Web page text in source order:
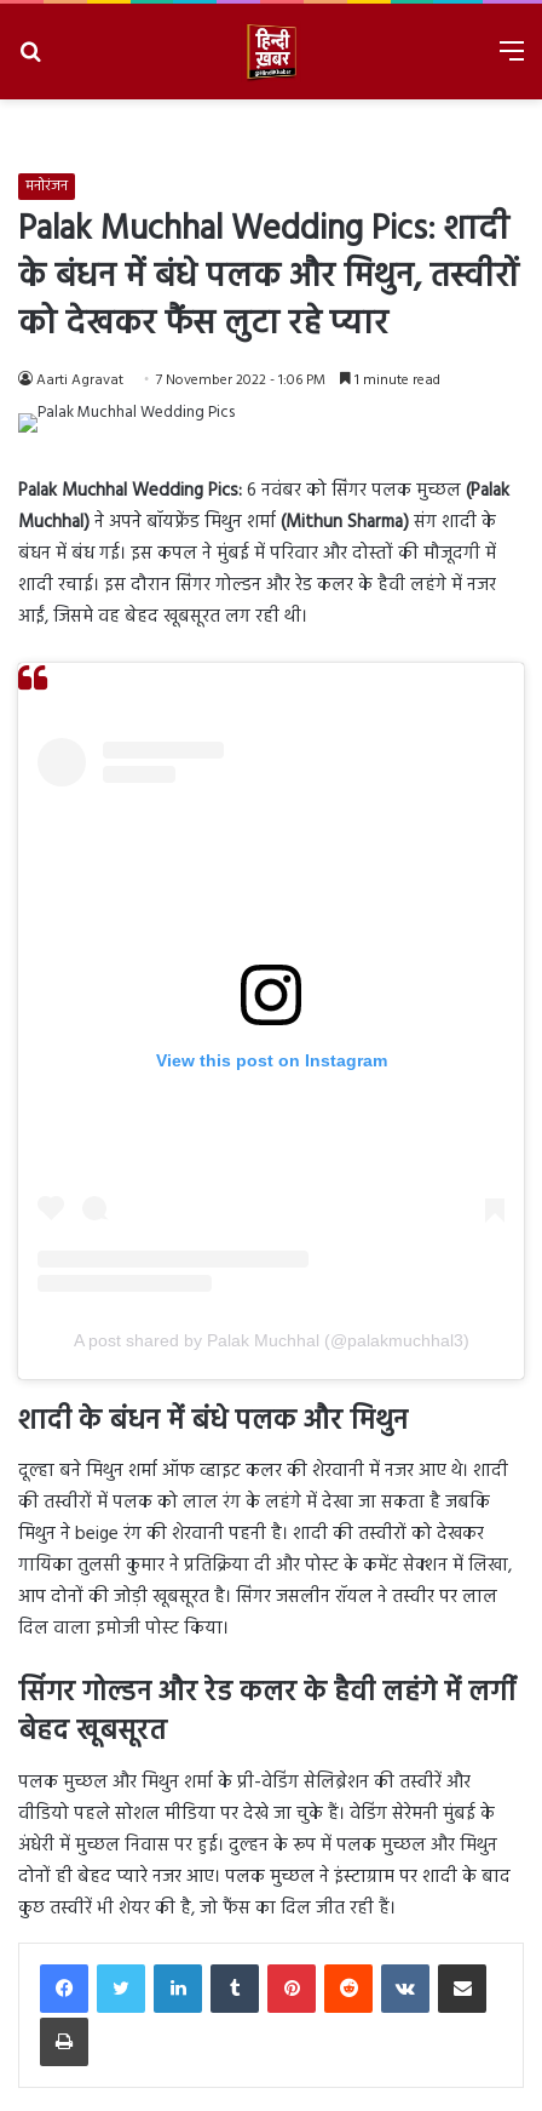
मनोरंजन
Palak Muchhal Wedding Pics: शादी
के बंधन में बंधे पलक और मिथुन, तस्वीरों
को देखकर फैंस लुटा रहे प्यार
Aarti Agravat 7 November 2022 - 1:06 PM 1 minute read
Palak Muchhal Wedding Pics:6 नवंबर को सिंगर पलक मुच्छल(Palak
Muchhal)ने अपने बॉयफ्रेंड मिथुन शर्मा(Mithun Sharma)संग शादी के
बंधन में बंध गई। इस कपल ने मुंबई में परिवार और दोस्तों की मौजूदगी में
शादी रचाई। इस दौरान सिंगर गोल्डन और रेड कलर के हैवी लहंगे में नजर
आईं, जिसमे वह बेहद खूबसूरत लग रही थी।
View this post on Instagram
A post shared by Palak Muchhal (@palakmuchhal3)
शादी के बंधन में बंधे पलक और मिथुन
दूल्हा बने मिथुन शर्मा ऑफ व्हाइट कलर की शेरवानी में नजर आए थे। शादी
की तस्वीरों में पलक को लाल रंग के लहंगे में देखा जा सकता है जबकि
मिथुन ने beige रंग की शेरवानी पहनी है। शादी की तस्वीरों को देखकर
गायिका तुलसी कुमार ने प्रतिक्रिया दी और पोस्ट के कमेंट सेक्शन में लिखा,
आप दोनों की जोड़ी खूबसूरत है। सिंगर जसलीन रॉयल ने तस्वीर पर लाल
दिल वाला इमोजी पोस्ट किया।
सिंगर गोल्डन और रेड कलर के हैवी लहंगे में लगीं
बेहद खूबसूरत
पलक मुच्छल और मिथुन शर्मा के प्री-वेडिंग सेलिब्रेशन की तस्वीरें और
वीडियो पहले सोशल मीडिया पर देखे जा चुके हैं। वेडिंग सेरेमनी मुंबई के
अंधेरी में मुच्छल निवास पर हुई। दुल्हन के रूप में पलक मुच्छल और मिथुन
दोनों ही बेहद प्यारे नजर आए। पलक मुच्छल ने इंस्टाग्राम पर शादी के बाद
कुछ तस्वीरें भी शेयर की है, जो फैंस का दिल जीत रही हैं।
LinkedInTumblr PinterestReddit VKontakteShare via Email
Print